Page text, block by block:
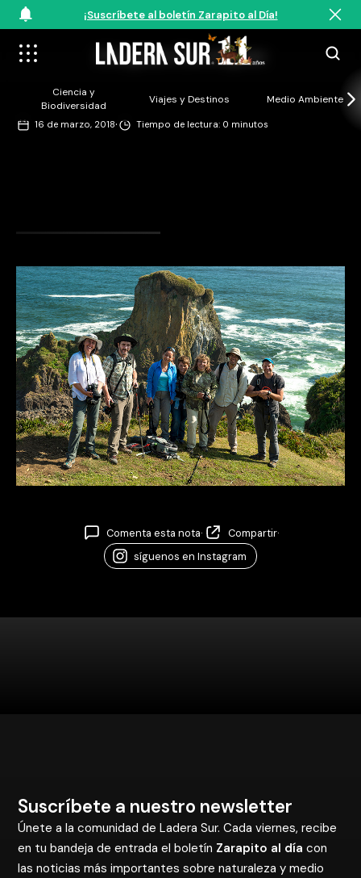
¡Suscríbete al boletín Zarapito al Día!
Ciencia y
Biodiversidad
Viajes y Destinos Medio Ambiente
©Augusto Domínguez
16 de marzo, 2018· Tiempo de lectura: 0 minutos
Comenta esta nota· Compartir·
síguenos en Instagram
Suscríbete a nuestro newsletter
Únete a la comunidad de Ladera Sur. Cada viernes, recibe
en tu bandeja de entrada el boletín Zarapito al día con
las noticias más importantes sobre naturaleza y medio